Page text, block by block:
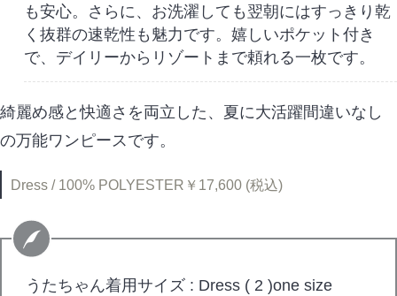
も安心。さらに、お洗濯しても翌朝にはすっきり乾
く抜群の速乾性も魅力です。嬉しいポケット付き
で、デイリーからリゾートまで頼れる一枚です。
綺麗め感と快適さを両立した、夏に大活躍間違いなし
の万能ワンピースです。
Dress / 100% POLYESTER￥17,600 (税込)
うたちゃん着用サイズ : Dress ( 2 )one size